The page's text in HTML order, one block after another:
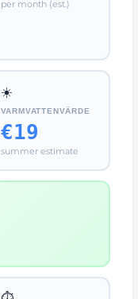
per month (est.)
☀️
VARMVATTENVÄRDE
€19
summer estimate